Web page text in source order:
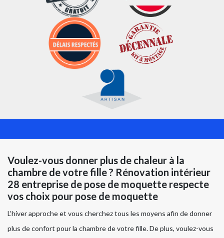
Voulez-vous donner plus de chaleur à la
chambre de votre fille ? Rénovation intérieur
28 entreprise de pose de moquette respecte
vos choix pour pose de moquette
L’hiver approche et vous cherchez tous les moyens afin de donner
plus de confort pour la chambre de votre fille. De plus, voulez-vous